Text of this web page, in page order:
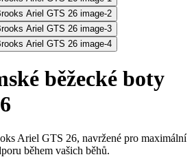
běžecké boty
Ariel GTS 26, navržené pro maximální
během vašich běhů.